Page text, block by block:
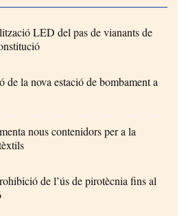
LED del pas de vianants de
de la nova estació de bombament a
nous contenidors per a la
de l’ús de pirotècnia fins al